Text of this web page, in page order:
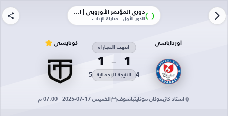
دوري المؤتمر الأوروبي | الأدوار الإقصائية
الدور الأول - مباراة الإياب
أورداباسي
1
انتهت المباراة
1
4 النتيجة الإجمالية 5
كوتايسي
استاد كازيموكان مونايتباسوف الخميس 17-07-2025 · 07:00 م